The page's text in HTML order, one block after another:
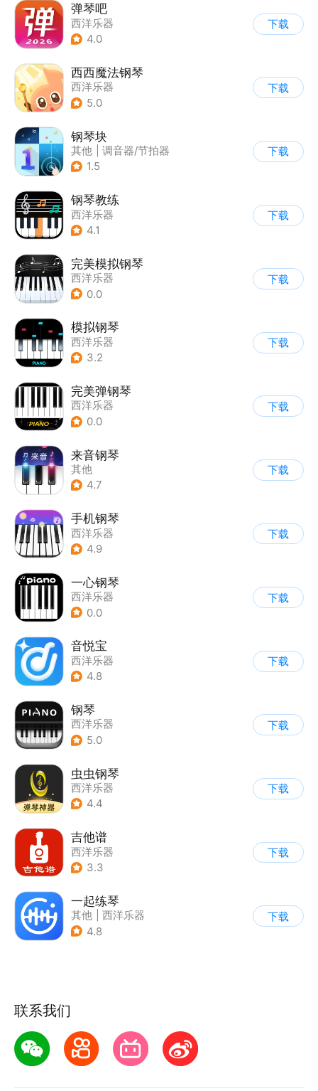
弹琴吧
西洋乐器
4.0
下载
西西魔法钢琴
西洋乐器
5.0
下载
钢琴块
其他
调音器/节拍器
1.5
下载
钢琴教练
西洋乐器
4.1
下载
完美模拟钢琴
西洋乐器
0.0
下载
模拟钢琴
西洋乐器
3.2
下载
完美弹钢琴
西洋乐器
0.0
下载
来音钢琴
其他
4.7
下载
手机钢琴
西洋乐器
4.9
下载
一心钢琴
西洋乐器
0.0
下载
音悦宝
西洋乐器
4.8
下载
钢琴
西洋乐器
5.0
下载
虫虫钢琴
西洋乐器
4.4
下载
吉他谱
西洋乐器
3.3
下载
一起练琴
其他
西洋乐器
| 兴趣学习
4.8
下载
联系我们